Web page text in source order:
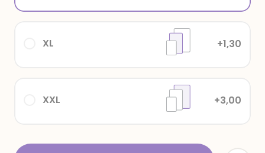
XXL +3,00
XL +1,30